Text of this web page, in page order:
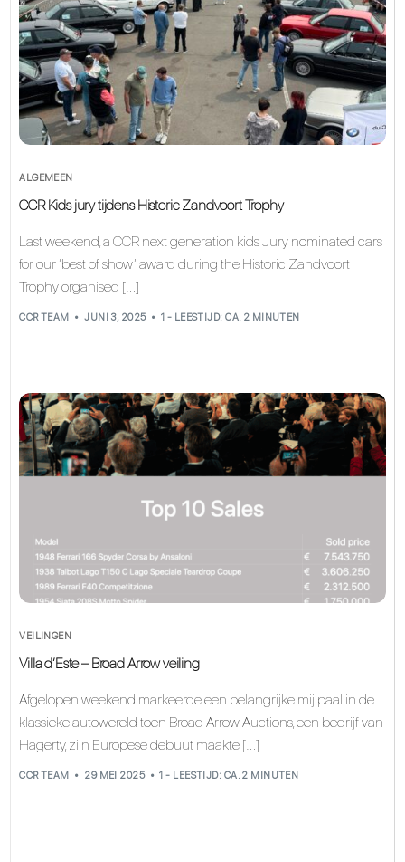
ALGEMEEN
CCR Kids jury tijdens Historic Zandvoort Trophy
Last weekend, a CCR next generation kids Jury nominated cars
for our ‘best of show’ award during the Historic Zandvoort
Trophy organised […]
CCR TEAM JUNI 3, 2025 1 - LEESTIJD: CA. 2 MINUTEN
VEILINGEN
Villa d’Este – Broad Arrow veiling
Afgelopen weekend markeerde een belangrijke mijlpaal in de
klassieke autowereld toen Broad Arrow Auctions, een bedrijf van
Hagerty, zijn Europese debuut maakte […]
CCR TEAM 29 MEI 2025 1 - LEESTIJD: CA. 2 MINUTEN